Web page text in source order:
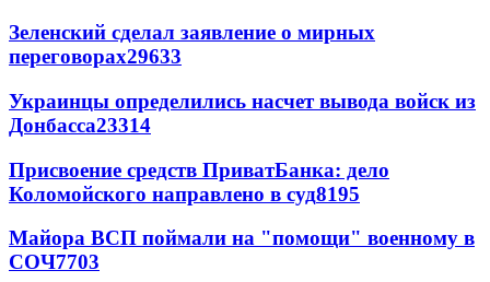
Зеленский сделал заявление о мирных
переговорах29633
Украинцы определились насчет вывода войск из
Донбасса23314
Присвоение средств ПриватБанка: дело
Коломойского направлено в суд8195
Майора ВСП поймали на "помощи" военному в
СОЧ7703